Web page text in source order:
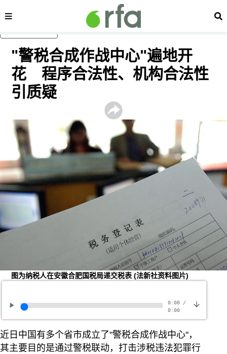
内容分类 搜
"警税合成作战中心"遍地开
花 程序合法性、机构合法性
引质疑
图为纳税人在安徽合肥国税局递交税表(法新社资料图片)
0:00/
0:00
近日中国有多个省市成立了"警税合成作战中心"，
其主要目的是通过警税联动，打击涉税违法犯罪行